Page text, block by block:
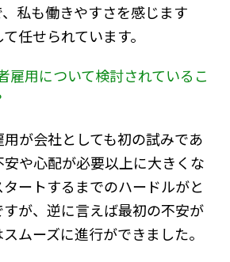
私も働きやすさを感じます
任せられています。
雇用について検討されているこ
用が会社としても初の試みであ
や心配が必要以上に大きくな
ートするまでのハードルがと
が、逆に言えば最初の不安が
ムーズに進行ができました。